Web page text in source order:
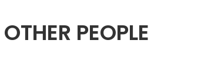
OTHER PEOPLE